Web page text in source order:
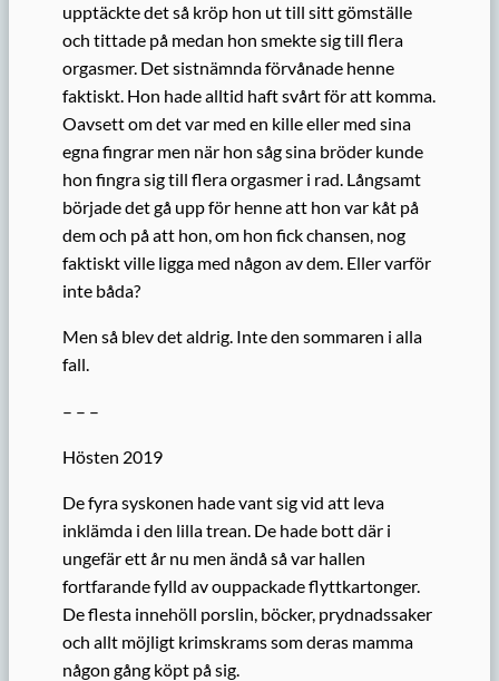
upptäckte det så kröp hon ut till sitt gömställe
och tittade på medan hon smekte sig till flera
orgasmer. Det sistnämnda förvånade henne
faktiskt. Hon hade alltid haft svårt för att komma.
Oavsett om det var med en kille eller med sina
egna fingrar men när hon såg sina bröder kunde
hon fingra sig till flera orgasmer i rad. Långsamt
började det gå upp för henne att hon var kåt på
dem och på att hon, om hon fick chansen, nog
faktiskt ville ligga med någon av dem. Eller varför
inte båda?
Men så blev det aldrig. Inte den sommaren i alla
fall.
– – –
Hösten 2019
De fyra syskonen hade vant sig vid att leva
inklämda i den lilla trean. De hade bott där i
ungefär ett år nu men ändå så var hallen
fortfarande fylld av ouppackade flyttkartonger.
De flesta innehöll porslin, böcker, prydnadssaker
och allt möjligt krimskrams som deras mamma
någon gång köpt på sig.